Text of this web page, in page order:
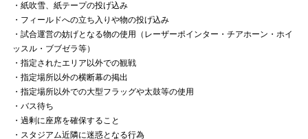
・紙吹雪、紙テープの投げ込み
・フィールドへの立ち入りや物の投げ込み
・試合運営の妨げとなる物の使用（レーザーポインター・チアホーン・ホイ
ッスル・ブブゼラ等）
・指定されたエリア以外での観戦
・指定場所以外の横断幕の掲出
・指定場所以外での大型フラッグや太鼓等の使用
・バス待ち
・過剰に座席を確保すること
・スタジアム近隣に迷惑となる行為